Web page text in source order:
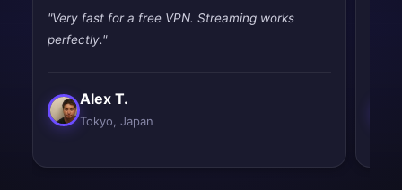
"Very fast for a free VPN. Streaming works
perfectly."
Alex T.
Tokyo, Japan